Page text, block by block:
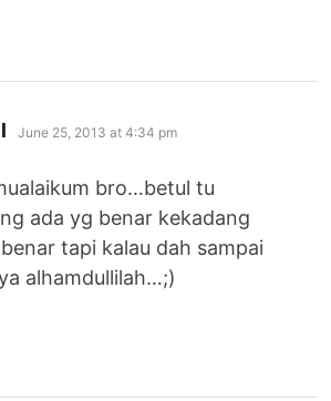
says:
June 25, 2013 at 4:34 pm
bro…betul tu
ada yg benar kekadang
tapi kalau dah sampai
alhamdullilah…;)